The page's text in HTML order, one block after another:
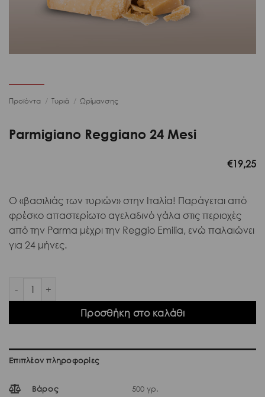
Προϊόντα / Τυριά / Ωρίμανσης
Parmigiano Reggiano 24 Mesi
€19,25
Ο «βασιλιάς των τυριών» στην Ιταλία! Παράγεται από
φρέσκο απαστερίωτο αγελαδινό γάλα στις περιοχές
από την Parma μέχρι την Reggio Emilia, ενώ παλαιώνει
για 24 μήνες.
Parmigiano Reggiano 24 Mesi ποσότητα
Προσθήκη στο καλάθι
Επιπλέον πληροφορίες
Βάρος
500 γρ.